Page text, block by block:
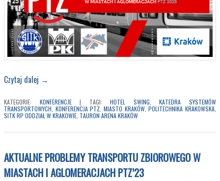
Czytaj dalej →
KATEGORIE: KONFERENCJE | TAGI: HOTEL SWING ,KATEDRA SYSTEMÓW
TRANSPORTOWYCH KONFERENCJA PTZ ,MIASTO KRAKÓW,POLITECHNIKA KRAKOWSKA
SITK RP ODDZIAŁ W KRAKOWIE TAURON ARENA KRAKÓW
AKTUALNE PROBLEMY TRANSPORTU ZBIOROWEGO W
MIASTACH I AGLOMERACJACH PTZ’23